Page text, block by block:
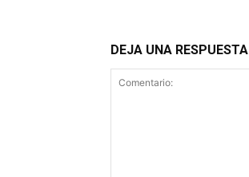
DEJA UNA RESPUESTA